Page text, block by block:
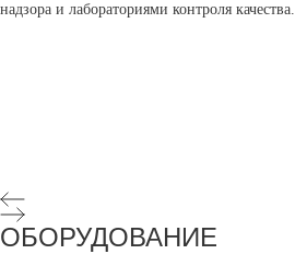
надзора и лабораториями контроля качества.
ОБОРУДОВАНИЕ